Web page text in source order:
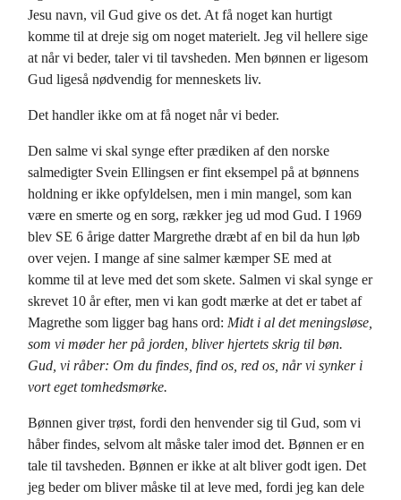
Jesu navn, vil Gud give os det. At få noget kan hurtigt
komme til at dreje sig om noget materielt. Jeg vil hellere sige
at når vi beder, taler vi til tavsheden. Men bønnen er ligesom
Gud ligeså nødvendig for menneskets liv.
Det handler ikke om at få noget når vi beder.
Den salme vi skal synge efter prædiken af den norske
salmedigter Svein Ellingsen er fint eksempel på at bønnens
holdning er ikke opfyldelsen, men i min mangel, som kan
være en smerte og en sorg, rækker jeg ud mod Gud. I 1969
blev SE 6 årige datter Margrethe dræbt af en bil da hun løb
over vejen. I mange af sine salmer kæmper SE med at
komme til at leve med det som skete. Salmen vi skal synge er
skrevet 10 år efter, men vi kan godt mærke at det er tabet af
Magrethe som ligger bag hans ord: Midt i al det meningsløse,
som vi møder her på jorden, bliver hjertets skrig til bøn.
Gud, vi råber: Om du findes, find os, red os, når vi synker i
vort eget tomhedsmørke.
Bønnen giver trøst, fordi den henvender sig til Gud, som vi
håber findes, selvom alt måske taler imod det. Bønnen er en
tale til tavsheden. Bønnen er ikke at alt bliver godt igen. Det
jeg beder om bliver måske til at leve med, fordi jeg kan dele